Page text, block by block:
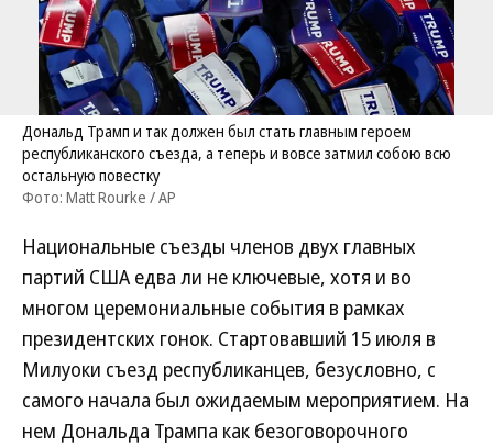
Дональд Трамп и так должен был стать главным героем
республиканского съезда, а теперь и вовсе затмил собою всю
остальную повестку
Фото: Matt Rourke / AP
Национальные съезды членов двух главных
партий США едва ли не ключевые, хотя и во
многом церемониальные события в рамках
президентских гонок. Стартовавший 15 июля в
Милуоки съезд республиканцев, безусловно, с
самого начала был ожидаемым мероприятием. На
нем Дональда Трампа как безоговорочного